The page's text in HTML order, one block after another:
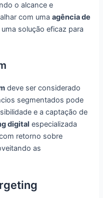
o alcance e
com umaagência de
solução eficaz para
deve ser considerado
segmentados pode
e a captação de
digital especializada
retorno sobre
as